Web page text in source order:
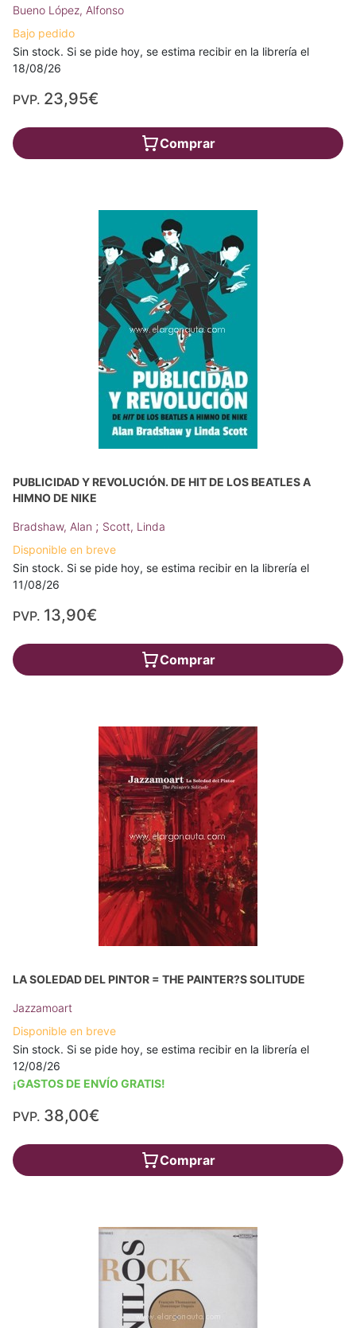
Bueno López, Alfonso
Bajo pedido
Sin stock. Si se pide hoy, se estima recibir en la librería el
18/08/26
PVP. 23,95€
Comprar
PUBLICIDAD Y REVOLUCIÓN. DE HIT DE LOS BEATLES A
HIMNO DE NIKE
Bradshaw, Alan ; Scott, Linda
Disponible en breve
Sin stock. Si se pide hoy, se estima recibir en la librería el
11/08/26
PVP. 13,90€
Comprar
LA SOLEDAD DEL PINTOR = THE PAINTER?S SOLITUDE
Jazzamoart
Disponible en breve
Sin stock. Si se pide hoy, se estima recibir en la librería el
12/08/26
¡GASTOS DE ENVÍO GRATIS!
PVP. 38,00€
Comprar